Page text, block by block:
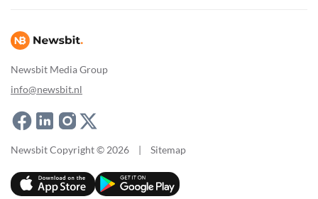
Newsbit Media Group
info@newsbit.nl
Newsbit Copyright © 2026 | Sitemap